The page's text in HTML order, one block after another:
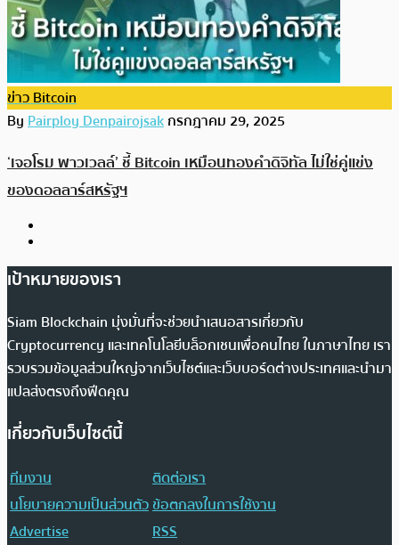
ข่าว Bitcoin
ByPairploy Denpairojsakกรกฎาคม 29, 2025
‘เจอโรม พาวเวลล์’ ชี้ Bitcoin เหมือนทองคำดิจิทัล ไม่ใช่คู่แข่ง
ของดอลลาร์สหรัฐฯ
เป้าหมายของเรา
Siam Blockchain มุ่งมั่นที่จะช่วยนำเสนอสารเกี่ยวกับ
Cryptocurrency และเทคโนโลยีบล็อกเชนเพื่อคนไทย ในภาษาไทย เรา
รวบรวมข้อมูลส่วนใหญ่จากเว็บไซต์และเว็บบอร์ดต่างประเทศและนำมา
แปลส่งตรงถึงฟีดคุณ
เกี่ยวกับเว็บไซต์นี้
ทีมงาน
ติดต่อเรา
นโยบายความเป็นส่วนตัวข้อตกลงในการใช้งาน
Advertise
RSS